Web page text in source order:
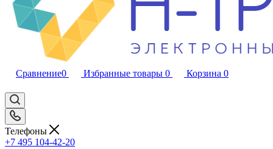
Сравнение0 Избранные товары 0 Корзина 0
Телефоны
+7 495 104-42-20